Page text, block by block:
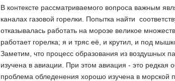
В контексте рассматриваемого вопроса важным
каналах газовой горелки. Попытка найти
отказывалась работать на морозе великое
работает горелка; я и тряс её, и крутил, и под
Заметим, что процесс образования из воздушных
изучена в авиации. При этом авиация - это редкая
проблема обледенения хорошо изучена в морской